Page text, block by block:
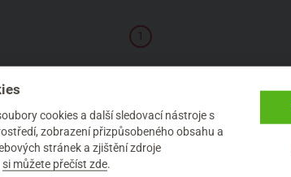
1
arganový olej Argital Aromaterapie
Dado Sens Delibutus
cookies a další sledovací nástroje s
zobrazení přizpůsobeného obsahu a
stránek a zjištění zdroje
si můžete přečíst zde.